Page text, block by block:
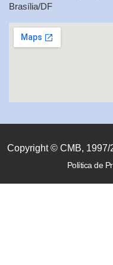
Brasília/DF
Copyright © CMB, 1997/
Política de